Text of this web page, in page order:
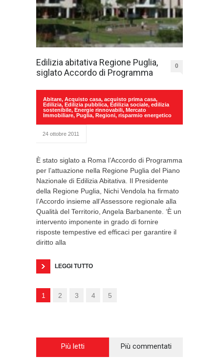
Edilizia abitativa Regione Puglia,
siglato Accordo di Programma
0
Abitare, Acquisto casa, acquisto prima casa,
Edilizia, Edilizia pubblica, Edilizia sociale, edilizia
sostenibile, Energie rinnovabili, Mercato
Immobiliare, Puglia, Regioni, risparmio energetico
24 ottobre 2011
È stato siglato a Roma l’Accordo di Programma
per l’attuazione nella Regione Puglia del Piano
Nazionale di Edilizia Abitativa. Il Presidente
della Regione Puglia, Nichi Vendola ha firmato
l’Accordo insieme all’Assessore regionale alla
Qualità del Territorio, Angela Barbanente. ‘È un
intervento imponente in grado di fornire
risposte tempestive ed efficaci per garantire il
diritto alla
LEGGI TUTTO
1 2 3 4 5
Più letti Più commentati